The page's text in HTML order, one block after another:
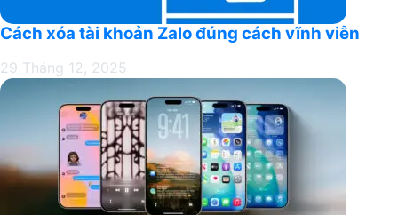
Cách xóa tài khoản Zalo đúng cách vĩnh viễn
29 Tháng 12, 2025